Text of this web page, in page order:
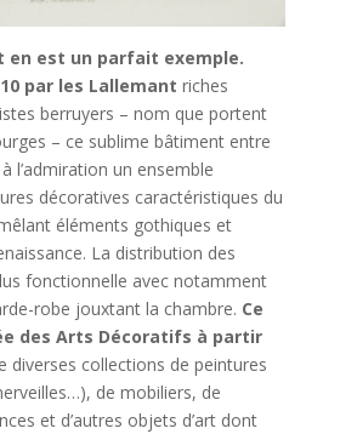
en est un parfait exemple.
par les Lallemant riches
berruyers – nom que portent
– ce sublime bâtiment entre
l’admiration un ensemble
décoratives caractéristiques du
éléments gothiques et
La distribution des
fonctionnelle avec notamment
robe jouxtant la chambre. Ce
des Arts Décoratifs à partir
diverses collections de peintures
de mobiliers, de
et d’autres objets d’art dont